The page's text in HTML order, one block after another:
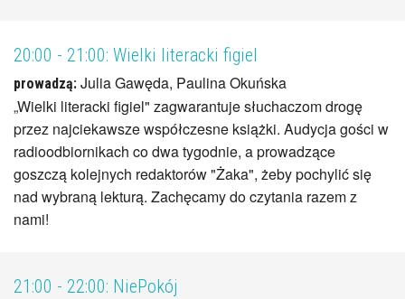
20:00 - 21:00: Wielki literacki figiel
prowadzą: Julia Gawęda, Paulina Okuńska
„Wielki literacki figiel" zagwarantuje słuchaczom drogę
przez najciekawsze współczesne książki. Audycja gości w
radioodbiornikach co dwa tygodnie, a prowadzące
goszczą kolejnych redaktorów "Żaka", żeby pochylić się
nad wybraną lekturą. Zachęcamy do czytania razem z
nami!
21:00 - 22:00: NiePokój